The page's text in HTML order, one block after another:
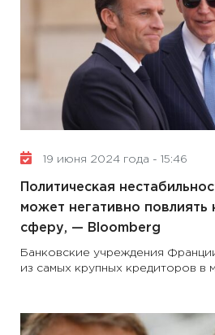
19 июня 2024 года - 15:46
Политическая
может негативно повлиять
сферу, — Вloomberg
Банковские учреждения
из самых крупных кредиторов в